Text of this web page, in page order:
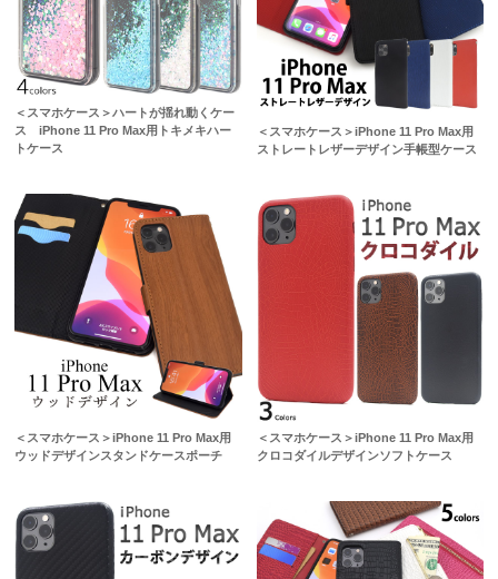
＜スマホケース＞ハートが揺れ動くケー
ス iPhone 11 Pro Max用トキメキハー
トケース
＜スマホケース＞iPhone 11 Pro Max用
ストレートレザーデザイン手帳型ケース
＜スマホケース＞iPhone 11 Pro Max用
ウッドデザインスタンドケースポーチ
＜スマホケース＞iPhone 11 Pro Max用
クロコダイルデザインソフトケース